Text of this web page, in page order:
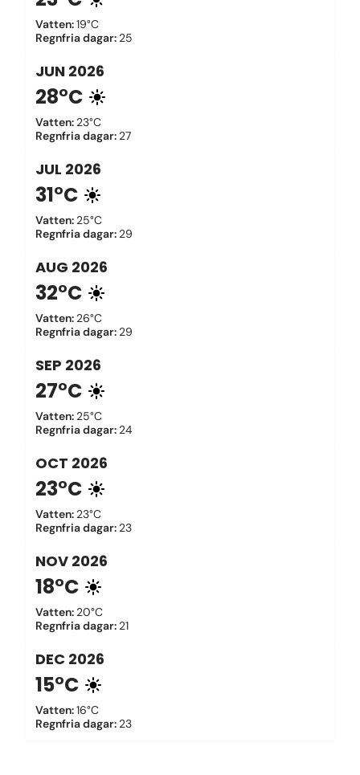
Vatten:19°C
Regnfria dagar: 25
JUN 2026
28°C
Vatten: 23°C
Regnfria dagar: 27
JUL 2026
31°C
Vatten: 25°C
Regnfria dagar: 29
AUG 2026
32°C
Vatten: 26°C
Regnfria dagar: 29
SEP 2026
27°C
Vatten: 25°C
Regnfria dagar: 24
OCT 2026
23°C
Vatten: 23°C
Regnfria dagar: 23
NOV 2026
18°C
Vatten: 20°C
Regnfria dagar: 21
DEC 2026
15°C
Vatten:16°C
Regnfria dagar: 23